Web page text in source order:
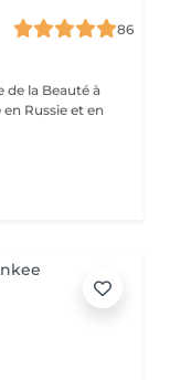
86
de la Beauté à